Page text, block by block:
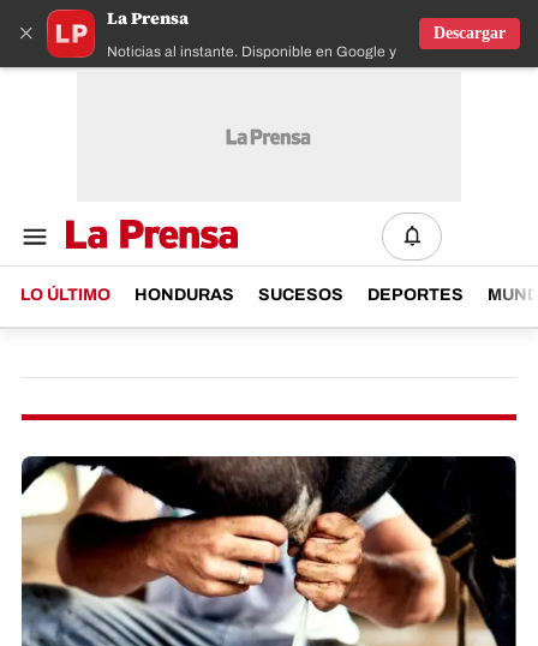
×
La Prensa
Noticias al instante. Disponible en Google y IOS
Descargar
LO ÚLTIMO HONDURAS SUCESOS DEPORTES